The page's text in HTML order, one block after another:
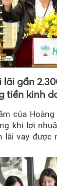
lãi gần
tiền kinh
của Hoàng
khi lợi
lãi vay được